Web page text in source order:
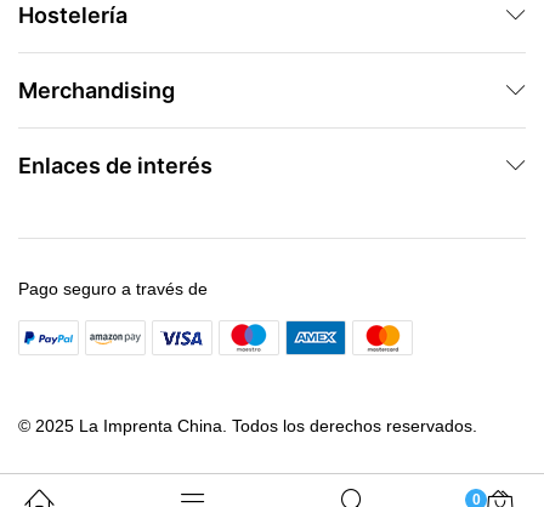
Hostelería
Merchandising
Enlaces de interés
© 2025 La Imprenta China. Todos los derechos reservados.
Pago seguro a través de
0